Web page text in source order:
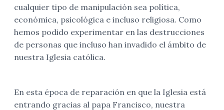
cualquier tipo de manipulación sea política,
económica, psicológica e incluso religiosa. Como
hemos podido experimentar en las destrucciones
de personas que incluso han invadido el ámbito de
nuestra Iglesia católica.
En esta época de reparación en que la Iglesia está
entrando gracias al papa Francisco, nuestra